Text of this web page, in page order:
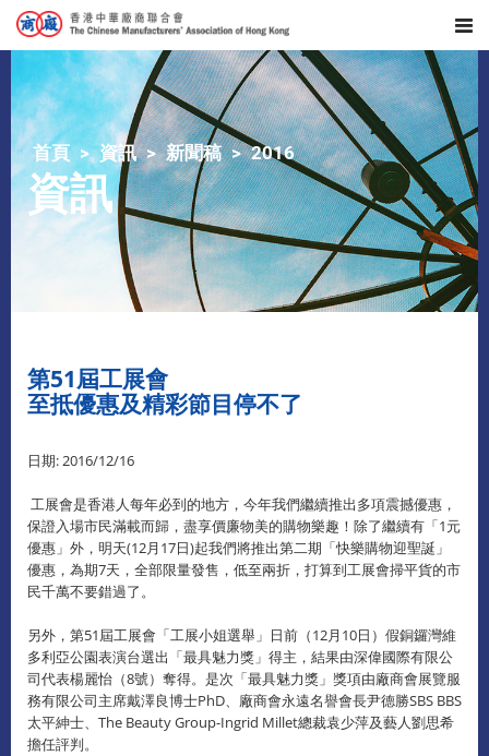
首頁 資訊 新聞稿 2016
資訊
第51屆工展會
至抵優惠及精彩節目停不了
日期: 2016/12/16
工展會是香港人每年必到的地方，今年我們繼續推出多項震撼優惠，
保證入場市民滿載而歸，盡享價廉物美的購物樂趣！除了繼續有「1元
優惠」外，明天(12月17日)起我們將推出第二期「快樂購物迎聖誕」
優惠，為期7天，全部限量發售，低至兩折，打算到工展會掃平貨的市
民千萬不要錯過了。
另外，第51屆工展會「工展小姐選舉」日前（12月10日）假銅鑼灣維
多利亞公園表演台選出「最具魅力獎」得主，結果由深偉國際有限公
司代表楊麗怡（8號）奪得。是次「最具魅力獎」獎項由廠商會展覽服
務有限公司主席戴澤良博士PhD、廠商會永遠名譽會長尹德勝SBS BBS
太平紳士、The Beauty Group-Ingrid Millet總裁袁少萍及藝人劉思希
擔任評判。